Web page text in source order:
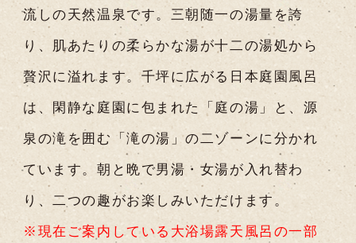
流しの天然温泉です。 三朝随一の湯量を誇
り、肌あたりの柔らかな湯が十二の湯処から
贅沢に溢れます。千坪に広がる日本庭園風呂
は、閑静な庭園に包まれた「庭の湯」と、源
泉の滝を囲む「滝の湯」の二ゾーンに分かれ
ています。 朝と晩で男湯・女湯が入れ替わ
り、二つの趣がお楽しみいただけます。
※現在ご案内している大浴場露天風呂の一部